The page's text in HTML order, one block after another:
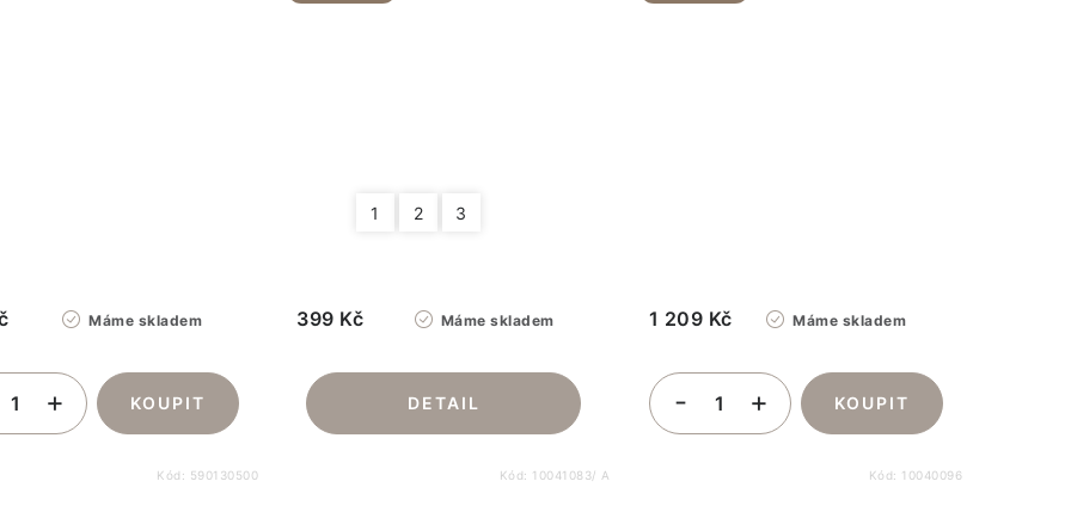
Máme skladem
Kód: 590130500
1 2 3
Máme skladem
399 Kč
Kód: 10041083/ A
Máme skladem
1 209 Kč
Kód: 10040096